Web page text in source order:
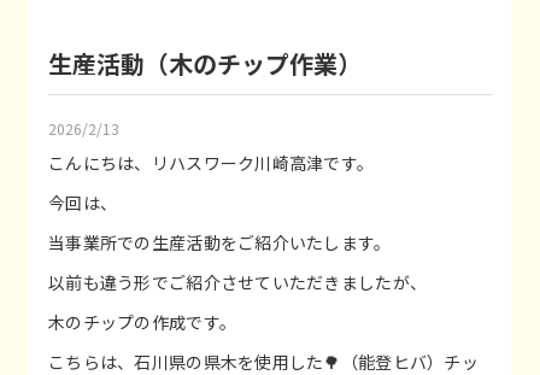
生産活動（木のチップ作業）
2026/2/13
こんにちは、リハスワーク川崎高津です。
今回は、
当事業所での生産活動をご紹介いたします。
以前も違う形でご紹介させていただきましたが、
木のチップの作成です。
こちらは、石川県の県木を使用した🌳（能登ヒバ）チッ